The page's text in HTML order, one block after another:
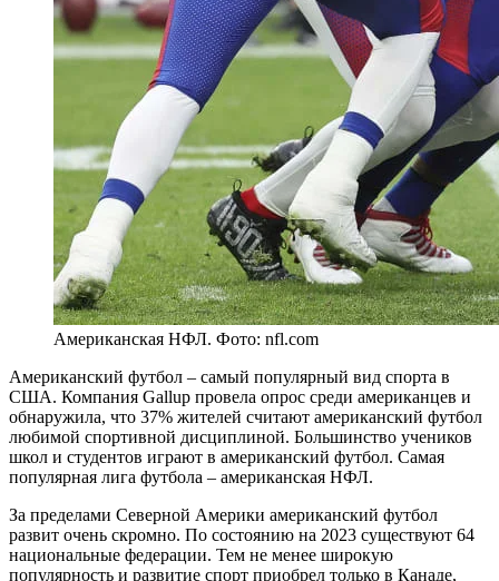
Американская НФЛ. Фото: nfl.com
Американский футбол – самый популярный вид спорта в
США. Компания Gallup провела опрос среди американцев и
обнаружила, что 37% жителей считают американский футбол
любимой спортивной дисциплиной. Большинство учеников
школ и студентов играют в американский футбол. Самая
популярная лига футбола – американская НФЛ.
За пределами Северной Америки американский футбол
развит очень скромно. По состоянию на 2023 существуют 64
национальные федерации. Тем не менее широкую
популярность и развитие спорт приобрел только в Канаде,